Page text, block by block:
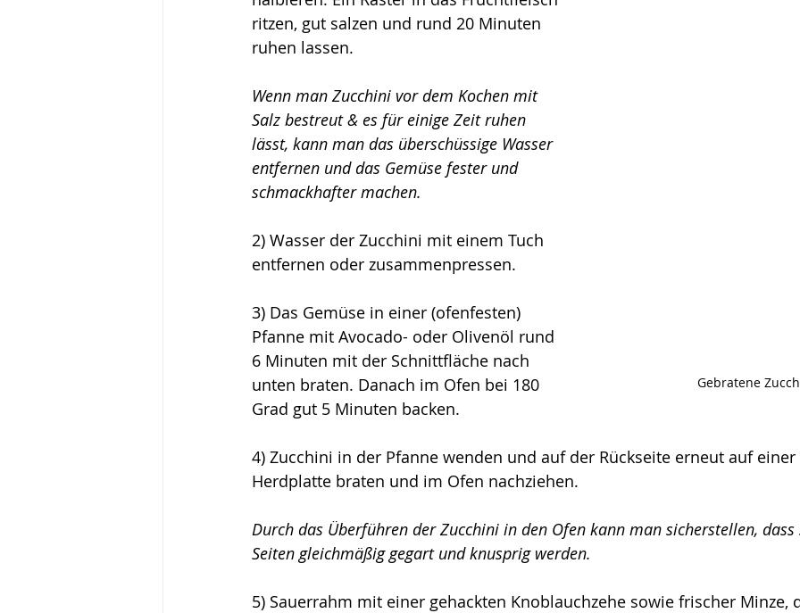
Gebratene
ritzen, gut salzen und rund 20 Minuten
ruhen lassen.
Wenn man Zucchini vor dem Kochen mit
Salz bestreut & es für einige Zeit ruhen
lässt, kann man das überschüssige Wasser
entfernen und das Gemüse fester und
schmackhafter machen.
2) Wasser der Zucchini mit einem Tuch
entfernen oder zusammenpressen.
3) Das Gemüse in einer (ofenfesten)
Pfanne mit Avocado- oder Olivenöl rund
6 Minuten mit der Schnittfläche nach
unten braten. Danach im Ofen bei 180
Grad gut 5 Minuten backen.
4) Zucchini in der Pfanne wenden und auf der Rückseite erneut auf
Herdplatte braten und im Ofen nachziehen.
Durch das Überführen der Zucchini in den Ofen kann man sicherstellen,
Seiten gleichmäßig gegart und knusprig werden.
5) Sauerrahm mit einer gehackten Knoblauchzehe sowie frischer Minze,